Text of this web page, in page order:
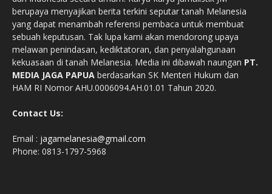
berupaya menyajikan berita terkini seputar tanah Melanesia
yang dapat menambah referensi pembaca untuk membuat
sebuah keputusan. Tak lupa kami akan mendorong upaya
melawan penindasan, kediktatoran, dan penyalahgunaan
kekuasaan di tanah Melanesia. Media ini dibawah naungan PT.
MEDIA JAGA PAPUA berdasarkan SK Menteri Hukum dan
HAM RI Nomor AHU.0006094.AH.01.01 Tahun 2020.
Contact Us:
Email : jagamelanesia@gmail.com
Phone: 0813-1797-5968